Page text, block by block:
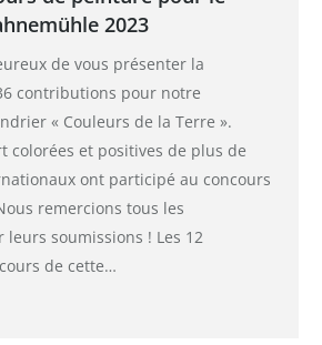
2023
de vous présenter la
contributions pour notre
« Couleurs de la Terre ».
colorées et positives de plus de
ont participé au concours
remercions tous les
soumissions ! Les 12
de cette…